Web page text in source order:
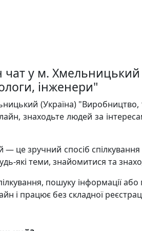
у м. Хмельницький
інженери"
(Україна) "Виробництво,
знаходьте людей за
це зручний спосіб
які теми, знайомитися та
пошуку інформації
і працює без складної